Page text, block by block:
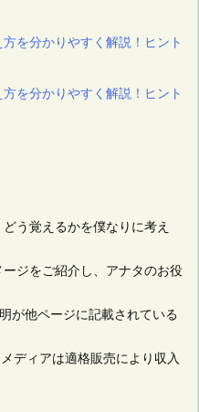
を分かりやすく解説！ヒント
を分かりやすく解説！ヒント
う覚えるかを僕なりに考え
ジをご紹介し、アナタのお役
が他ページに記載されている
ディアは適格販売により収入